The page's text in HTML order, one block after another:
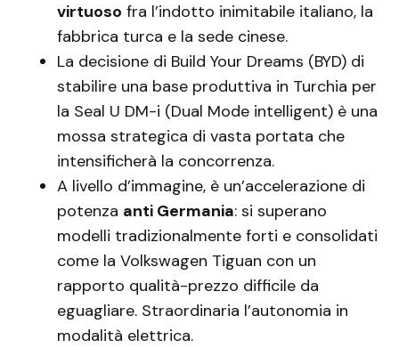
virtuoso fra l’indotto inimitabile italiano, la
fabbrica turca e la sede cinese.
La decisione di Build Your Dreams (BYD) di
stabilire una base produttiva in Turchia per
la Seal U DM-i (Dual Mode intelligent) è una
mossa strategica di vasta portata che
intensificherà la concorrenza.
A livello d’immagine, è un’accelerazione di
potenza anti Germania: si superano
modelli tradizionalmente forti e consolidati
come la Volkswagen Tiguan con un
rapporto qualità-prezzo difficile da
eguagliare. Straordinaria l’autonomia in
modalità elettrica.